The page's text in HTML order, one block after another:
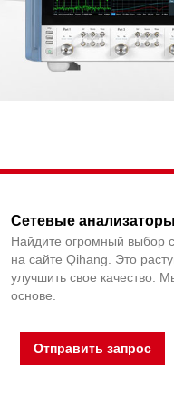
Сетевые
Найдите огромный выбор
на сайте Qihang. Это
улучшить свое качество.
основе.
Отправить запрос